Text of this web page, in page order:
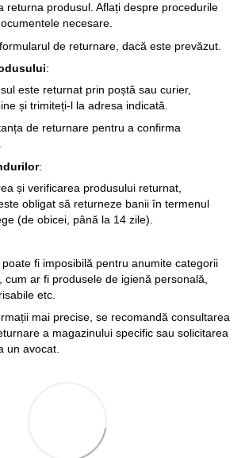
returna produsul. Aflați despre procedurile
necesare.
de returnare, dacă este prevăzut.
:
este returnat prin poștă sau curier,
și trimiteți-l la adresa indicată.
de returnare pentru a confirma
:
și verificarea produsului returnat,
obligat să returneze banii în termenul
(de obicei, până la 14 zile).
fi imposibilă pentru anumite categorii
cum ar fi produsele de igienă personală,
etc.
mai precise, se recomandă consultarea
a magazinului specific sau solicitarea
un avocat.